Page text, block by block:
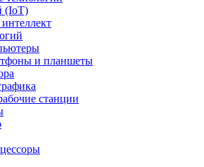
(IoT)
и планшеты
станции